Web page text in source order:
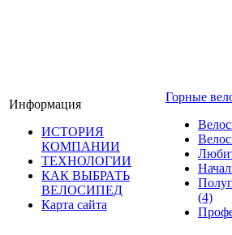
Информация
ИСТОРИЯ
КОМПАНИИ
ТЕХНОЛОГИИ
КАК ВЫБРАТЬ
ВЕЛОСИПЕД
Карта сайта
Горные
(4)